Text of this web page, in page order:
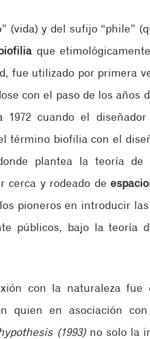
(vida) y del sufijo “phile”
que
fue utilizado por primera
con el paso de los años
cuando el
término biofilia con el
plantea la teoría de
cerca y rodeado de
públicos, bajo la teoría
con la naturaleza fue
quien en asociación
(1993) no solo la